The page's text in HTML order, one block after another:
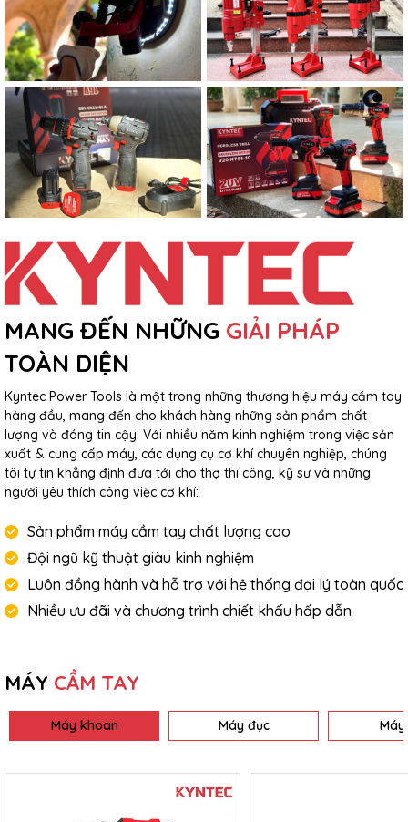
MANG ĐẾN NHỮNG GIẢI PHÁP
TOÀN DIỆN
Kyntec Power Tools là một trong những thương hiệu máy cầm tay
hàng đầu, mang đến cho khách hàng những sản phẩm chất
lượng và đáng tin cậy. Với nhiều năm kinh nghiệm trong việc sản
xuất & cung cấp máy, các dụng cụ cơ khí chuyên nghiệp, chúng
tôi tự tin khẳng định đưa tới cho thợ thi công, kỹ sư và những
người yêu thích công việc cơ khí:
Sản phẩm máy cầm tay chất lượng cao
Đội ngũ kỹ thuật giàu kinh nghiệm
Luôn đồng hành và hỗ trợ với hệ thống đại lý toàn quốc
Nhiều ưu đãi và chương trình chiết khấu hấp dẫn
MÁY CẦM TAY
Máy khoan Máy đục